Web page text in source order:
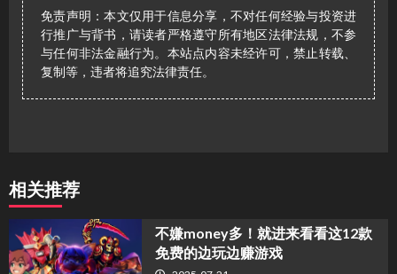
免责声明：本文仅用于信息分享，不对任何经验与投资进
行推广与背书，请读者严格遵守所有地区法律法规，不参
与任何非法金融行为。本站点内容未经许可，禁止转载、
复制等，违者将追究法律责任。
相关推荐
不嫌money多！就进来看看这12款
免费的边玩边赚游戏